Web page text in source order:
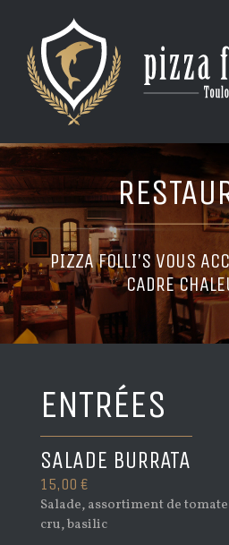
PIZZA FOLLI’S VOUS
CADRE
ENTRÉES
SALADE BURRATA
15,00 €
Salade, assortiment de
cru, basilic